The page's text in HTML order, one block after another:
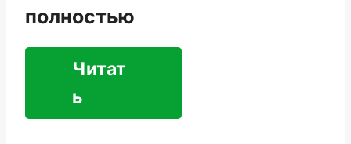
полностью
Читат
ь